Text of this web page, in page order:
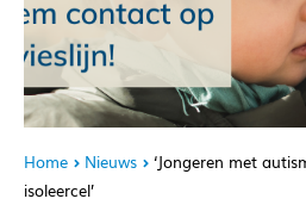
Home Nieuws
‘Jongeren met
isoleercel’